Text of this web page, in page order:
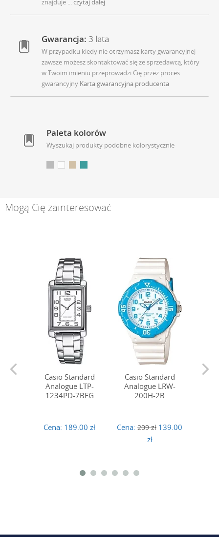
znajduje ... czytaj dalej
Gwarancja: 3 lata
W przypadku kiedy nie otrzymasz karty gwarancyjnej
zawsze możesz skontaktować się ze sprzedawcą, który
w Twoim imieniu przeprowadzi Cię przez proces
gwarancyjny Karta gwarancyjna producenta
Paleta kolorów
Wyszukaj produkty podobne kolorystycznie
Mogą Cię zainteresować
Casio Standard
Analogue LTP-
1234PD-7BEG
Cena: 189.00 zł
Casio Standard
Analogue LRW-
200H-2B
Cena: 209 zł 139.00
zł